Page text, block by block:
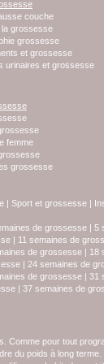
couche
la grossesse
grossesse
et grossesse
urinaires et grossesse
femme
grossesse
| Sport et grossesse |
de grossesse | 5
| 11 semaines de
de grossesse | 18
| 24 semaines de
de grossesse | 31
| 37 semaines de
Comme pour tout
du poids à long terme.